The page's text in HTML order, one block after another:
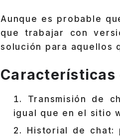
Aunque es probable
que trabajar con
solución para aquellos
Características
Transmisión de
igual que en el sitio
Historial de chat: